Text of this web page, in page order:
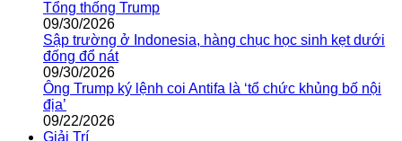
Tổng thống Trump
09/30/2026
Sập trường ở Indonesia, hàng chục học sinh kẹt dưới
đống đổ nát
09/30/2026
Ông Trump ký lệnh coi Antifa là ‘tổ chức khủng bố nội
địa’
09/22/2026
Giải Trí